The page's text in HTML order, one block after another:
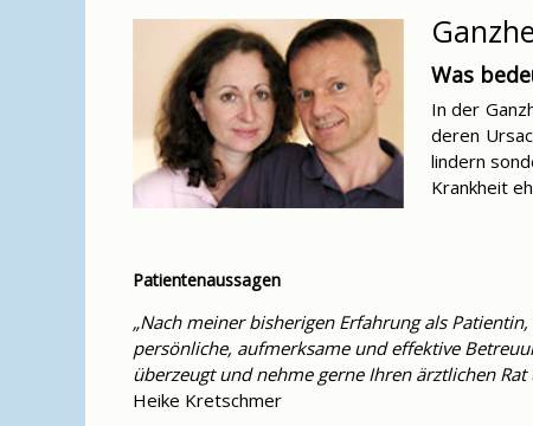
Was
In der
deren
lindern
Krankheit
Patientenaussagen
„Nach meiner bisherigen Erfahrung als
persönliche, aufmerksame und effektive
überzeugt und nehme gerne Ihren ärztlichen Rat
Heike Kretschmer